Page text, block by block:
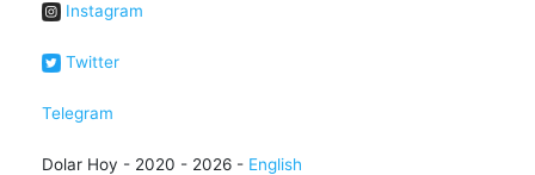
Instagram
Twitter
Telegram
Dolar Hoy - 2020 - 2026 - English